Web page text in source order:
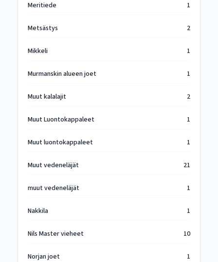
Meritiede 1
Metsästys 2
Mikkeli 1
Murmanskin alueen joet 1
Muut kalalajit 2
Muut Luontokappaleet 1
Muut luontokappaleet 1
Muut vedeneläjät 21
muut vedeneläjät 1
Nakkila 1
Nils Master vieheet 10
Norjan joet 1